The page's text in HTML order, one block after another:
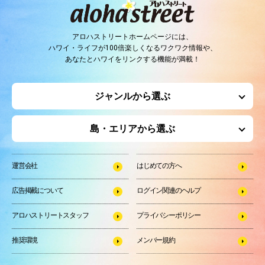
アロハストリートホームページには、
ハワイ・ライフが100倍楽しくなるワクワク情報や、
あなたとハワイをリンクする機能が満載！
ジャンルから選ぶ
島・エリアから選ぶ
運営会社 はじめての方へ
広告掲載について ログイン関連のヘルプ
アロハストリートスタッフ プライバシーポリシー
推奨環境 メンバー規約